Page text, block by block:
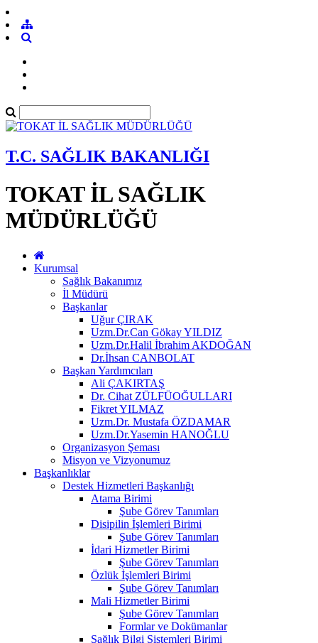
T.C. SAĞLIK BAKANLIĞI
TOKAT İL SAĞLIK
MÜDÜRLÜĞÜ
Kurumsal
Sağlık Bakanımız
İl Müdürü
Başkanlar
Uğur ÇIRAK
Uzm.Dr.Can Gökay YILDIZ
Uzm.Dr.Halil İbrahim AKDOĞAN
Dr.İhsan CANBOLAT
Başkan Yardımcıları
Ali ÇAKIRTAŞ
Dr. Cihat ZÜLFÜOĞULLARI
Fikret YILMAZ
Uzm.Dr. Mustafa ÖZDAMAR
Uzm.Dr.Yasemin HANOĞLU
Organizasyon Şeması
Misyon ve Vizyonumuz
Başkanlıklar
Destek Hizmetleri Başkanlığı
Atama Birimi
Şube Görev Tanımları
Disipilin İşlemleri Birimi
Şube Görev Tanımları
İdari Hizmetler Birimi
Şube Görev Tanımları
Özlük İşlemleri Birimi
Şube Görev Tanımları
Mali Hizmetler Birimi
Şube Görev Tanımları
Formlar ve Dokümanlar
Sağlık Bilgi Sistemleri Birimi